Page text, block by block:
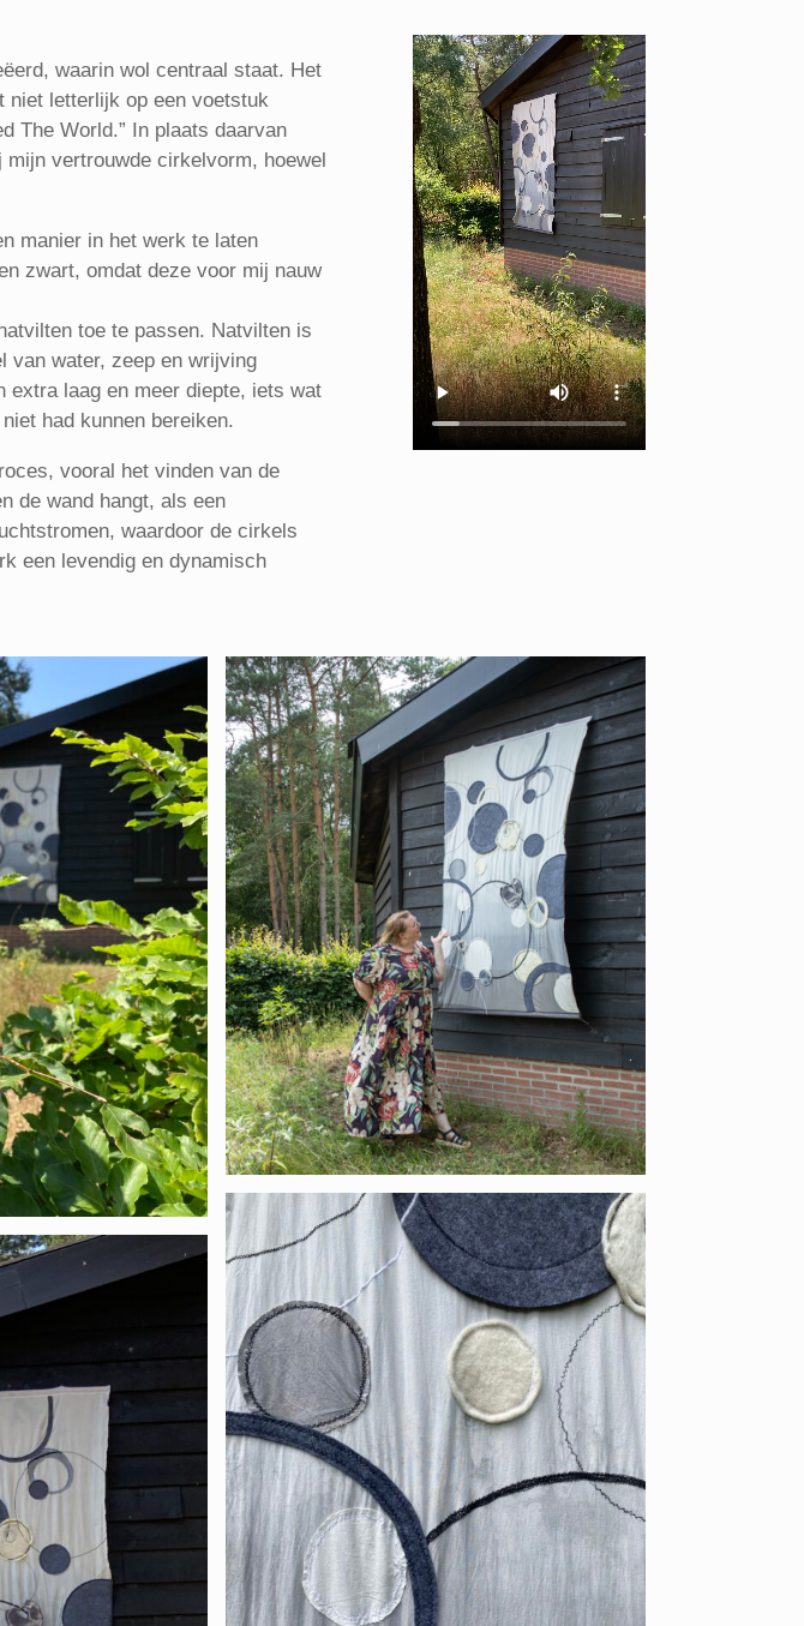
waarin wol centraal staat. Het
niet letterlijk op een voetstuk
The World.” In plaats daarvan
vertrouwde cirkelvorm, hoewel
manier in het werk te laten
zwart, omdat deze voor mij nauw
toe te passen. Natvilten is
van water, zeep en wrijving
extra laag en meer diepte, iets wat
had kunnen bereiken.
vooral het vinden van de
de wand hangt, als een
waardoor de cirkels
een levendig en dynamisch